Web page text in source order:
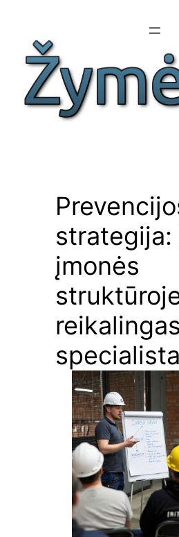
turinio
strategija:
įmonės